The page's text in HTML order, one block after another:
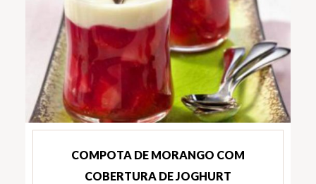
COMPOTA DE MORANGO COM
COBERTURA DE JOGHURT